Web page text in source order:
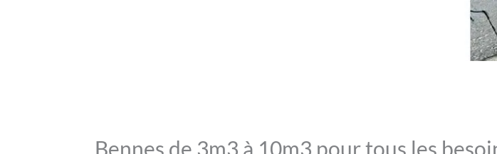
Bennes de 3m3 à 10m3 pour tous les